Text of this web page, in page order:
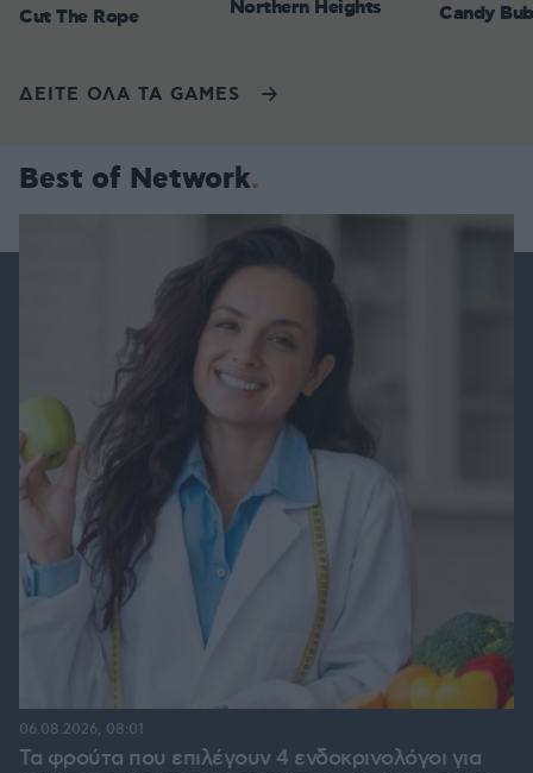
Cut The Rope Northern Heights Candy
ΔΕΙΤΕ ΟΛΑ ΤΑ GAMES
Best of Network
Τα φρούτα που επιλέγουν 4 ενδοκρινολόγοι για
06.08.2026, 08:01